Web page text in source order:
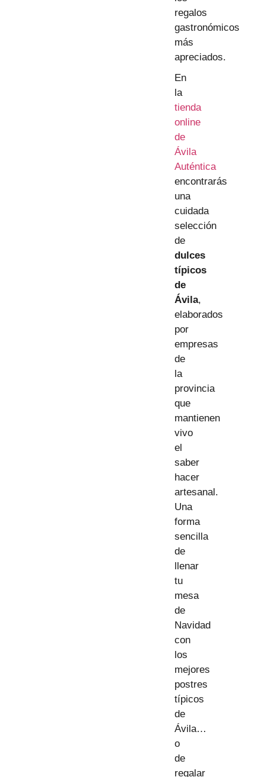
regalos
gastronómicos
más
apreciados.
En
la
tienda
online
de
Ávila
Auténtica
encontrarás
una
cuidada
selección
de
dulces
típicos
de
Ávila,
elaborados
por
empresas
de
la
provincia
que
mantienen
vivo
el
saber
hacer
artesanal.
Una
forma
sencilla
de
llenar
tu
mesa
de
Navidad
con
los
mejores
postres
típicos
de
Ávila…
o
de
regalar